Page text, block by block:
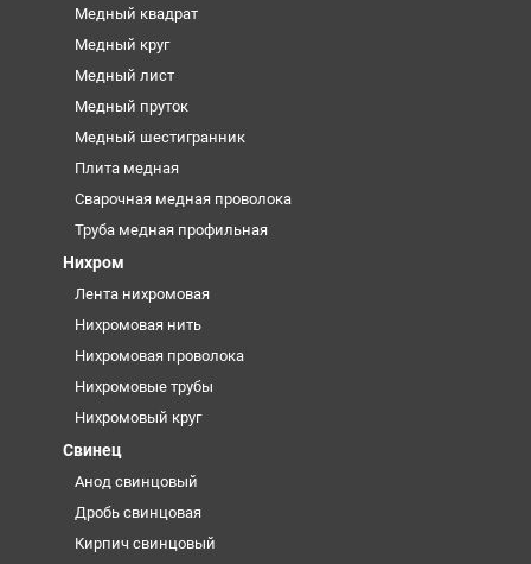
Медный квадрат
Медный круг
Медный лист
Медный пруток
Медный шестигранник
Плита медная
Сварочная медная проволока
Труба медная профильная
Нихром
Лента нихромовая
Нихромовая нить
Нихромовая проволока
Нихромовые трубы
Нихромовый круг
Свинец
Анод свинцовый
Дробь свинцовая
Кирпич свинцовый